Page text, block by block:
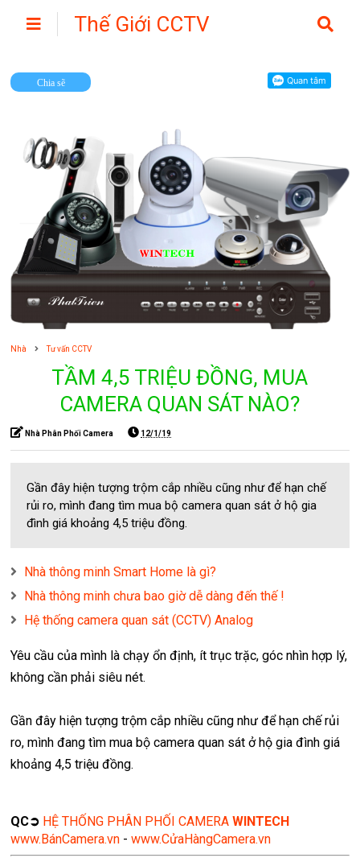
Thế Giới CCTV
Chia sẽ
Nhà Tư vấn CCTV
TẦM 4,5 TRIỆU ĐỒNG, MUA
CAMERA QUAN SÁT NÀO?
Nhà Phân Phối Camera 12/1/19
Gần đây hiện tượng trộm cắp nhiều cũng như để hạn chế
rủi ro, mình đang tìm mua bộ camera quan sát ở hộ gia
đình giá khoảng 4,5 triệu đồng.
Nhà thông minh Smart Home là gì?
Nhà thông minh chưa bao giờ dễ dàng đến thế !
Hệ thống camera quan sát (CCTV) Analog
Yêu cầu của mình là chạy ổn định, ít trục trặc, góc nhìn hợp lý,
không cần phải siêu nét.
Gần đây hiện tượng trộm cắp nhiều cũng như để hạn chế rủi
ro, mình đang tìm mua bộ camera quan sát ở hộ gia đình giá
khoảng 4,5 triệu đồng.
QC➲ HỆ THỐNG PHÂN PHỐI CAMERAWINTECH
www.BánCamera.vn -www.CửaHàngCamera.vn